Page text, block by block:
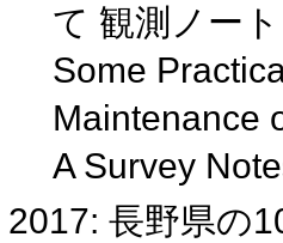
て 観測ノート
Some
Maintenance
A Survey
2017: 長野県の